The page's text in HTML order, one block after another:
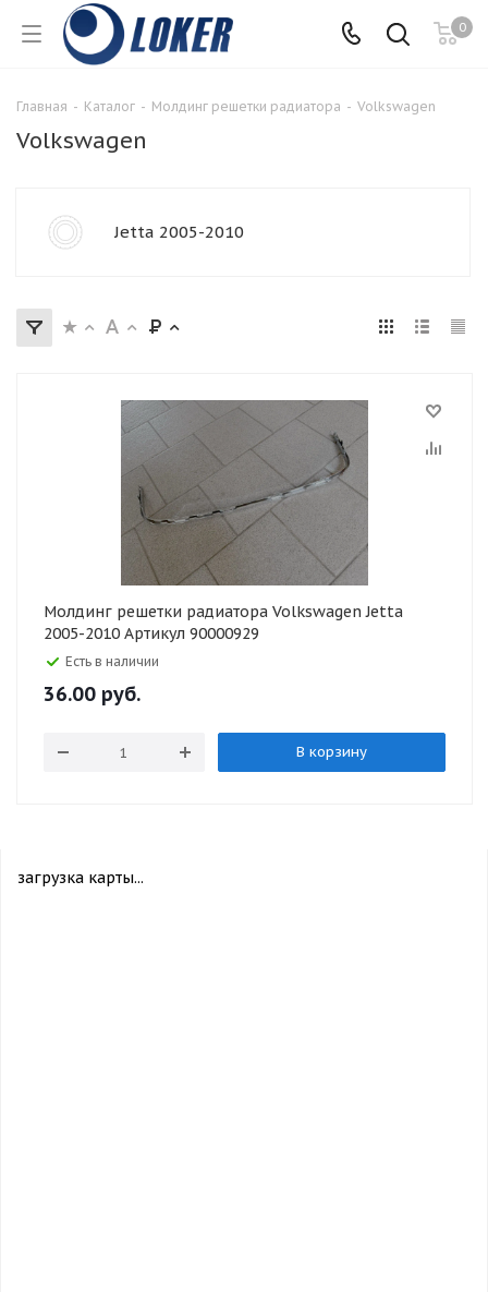
0
Главная - Каталог - Молдинг решетки радиатора - Volkswagen
Volkswagen
Jetta 2005-2010
Молдинг решетки радиатора Volkswagen Jetta
2005-2010 Артикул 90000929
Есть в наличии
36.00 руб.
В корзину
загрузка карты...